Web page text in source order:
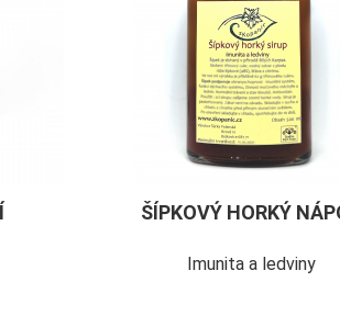
ŠÍPKOVÝ HORKÝ
Imunita a ledviny